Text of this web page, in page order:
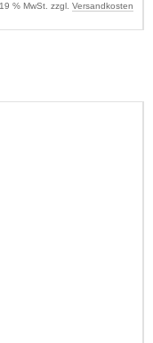
% MwSt. zzgl. Versandkosten